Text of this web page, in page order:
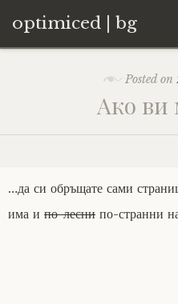
optimiced | bg
Posted on
Ако
…да си обръщате сами
има и по-лесни по-странни